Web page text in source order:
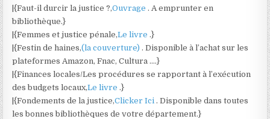
|{Faut-il durcir la justice ?,Ouvrage . A emprunter en
bibliothèque.}
|{Femmes et justice pénale,Le livre .}
|{Festin de haines,(la couverture) . Disponible à l’achat sur les
plateformes Amazon, Fnac, Cultura ….}
|{Finances locales/Les procédures se rapportant à l’exécution
des budgets locaux,Le livre .}
|{Fondements de la justice,Clicker Ici . Disponible dans toutes
les bonnes bibliothèques de votre département.}